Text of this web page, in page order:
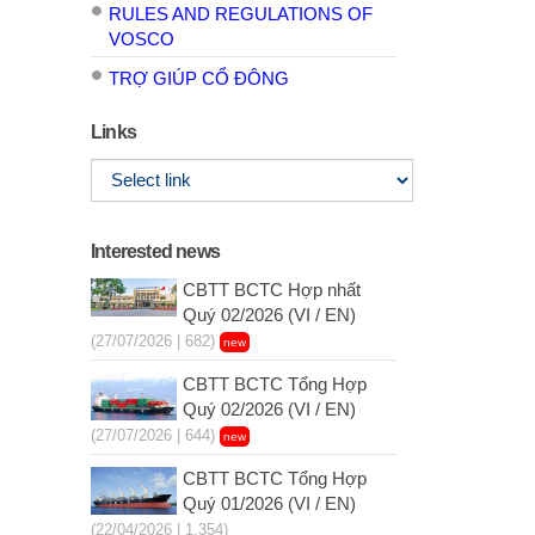
RULES AND REGULATIONS OF
VOSCO
TRỢ GIÚP CỔ ĐÔNG
Links
Interested news
CBTT BCTC Hợp nhất
Quý 02/2026 (VI / EN)
(27/07/2026 | 682) new
CBTT BCTC Tổng Hợp
Quý 02/2026 (VI / EN)
(27/07/2026 | 644) new
CBTT BCTC Tổng Hợp
Quý 01/2026 (VI / EN)
(22/04/2026 | 1,354)